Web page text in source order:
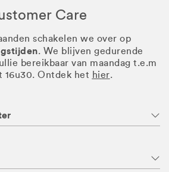
Care
schakelen we over op
. We blijven gedurende
bereikbaar van maandag t.e.m
16u30. Ontdek het hier.